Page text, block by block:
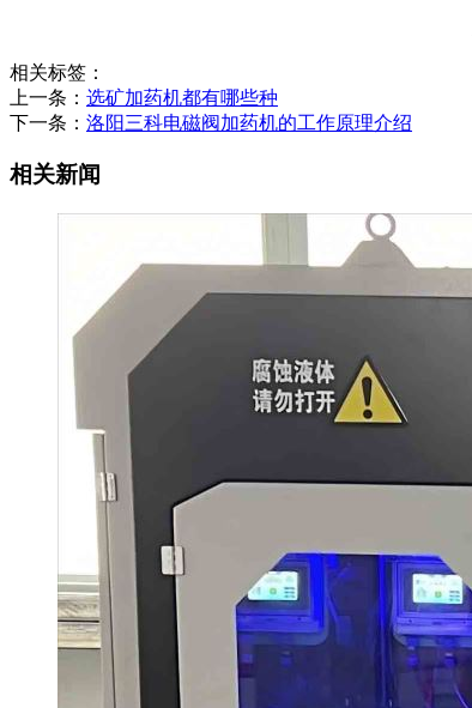
相关标签：
上一条： 选矿加药机都有哪些种
下一条： 洛阳三科电磁阀加药机的工作原理介绍
相关新闻